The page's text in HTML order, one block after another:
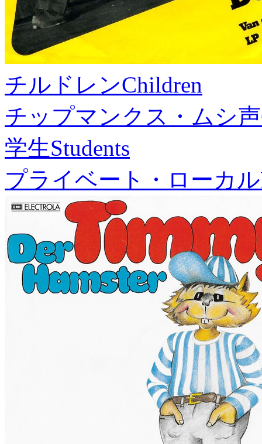
チルドレンChildren
チップマンクス・ムシ声
学生Students
プライベート・ローカル